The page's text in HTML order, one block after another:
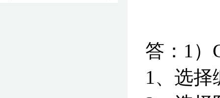
答：1）
1、选择